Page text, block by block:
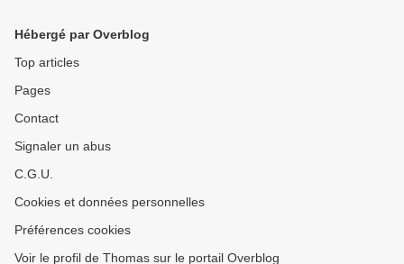
Hébergé par Overblog
Top articles
Pages
Contact
Signaler un abus
C.G.U.
Cookies et données personnelles
Préférences cookies
Voir le profil de Thomas sur le portail Overblog